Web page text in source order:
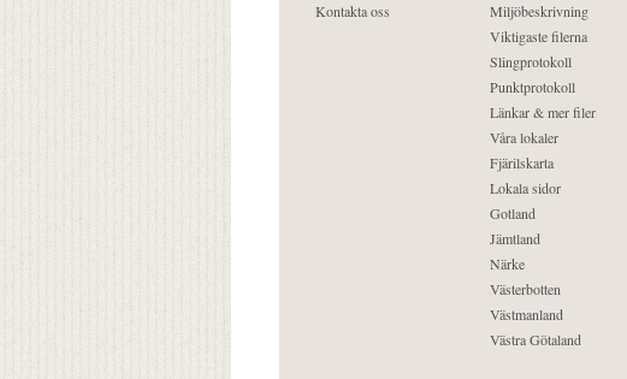
Kontakta oss
Miljöbeskrivning
Viktigaste filerna
Slingprotokoll
Punktprotokoll
Länkar & mer filer
Våra lokaler
Fjärilskarta
Lokala sidor
Gotland
Jämtland
Närke
Västerbotten
Västmanland
Västra Götaland